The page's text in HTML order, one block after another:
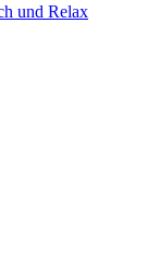
und Relax